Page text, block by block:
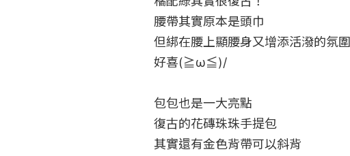
腰帶其實原本是頭巾
但綁在腰上顯腰身又增添活潑的氛圍
好喜(≧ω≦)/
包包也是一大亮點
復古的花磚珠珠手提包
其實還有金色背帶可以斜背